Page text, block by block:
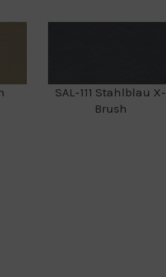
SAL-111 Stahlblau X-
Brush